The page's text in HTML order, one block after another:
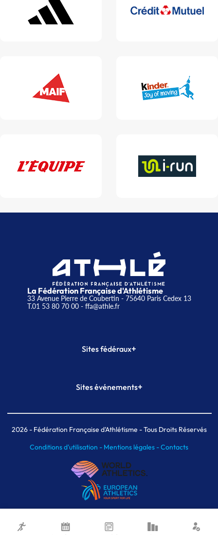
La Fédération Française d'Athlétisme
33 Avenue Pierre de Coubertin - 75640 Paris Cedex 13
T.01 53 80 70 00- ffa@athle.fr
Sites fédéraux+
Plateforme Formation
Sites événements+
Meeting de Paris indoor
MAIF Ekiden de Paris
2026- Fédération Française d'Athlétisme - Tous Droits Réservés
Conditions d'utilisation - Mentions légales -Contacts